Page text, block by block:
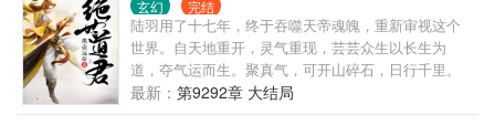
数万年来凝视着上苍。
玄幻 完结
陆羽用了十七年，终于吞噬天帝魂魄，重新审视这个
世界。自天地重开，灵气重现，芸芸众生以长生为
道，夺气运而生。聚真气，可开山碎石，日行千里。
练法术，可呼风唤雨，腾云驾雾。虎啸山林，龙游浅
水。这一世，问鼎苍穹，猛虎下山，龙飞九天！
最新： 第9292章 大结局